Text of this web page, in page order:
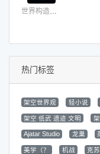
世界构造者联盟
热门标签
架空世界观 轻小说
架空 低武 遗迹 文明
Ajatar Studio 龙巢
美学（？ 机战 克